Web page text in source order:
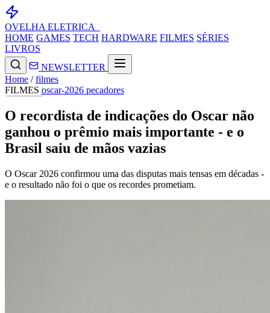
OVELHA ELETRICA_
HOME GAMES TECH HARDWARE FILMES SÉRIES
LIVROS
NEWSLETTER
Home / filmes
FILMES oscar-2026 pecadores
O recordista de indicações do Oscar não
ganhou o prêmio mais importante - e o
Brasil saiu de mãos vazias
O Oscar 2026 confirmou uma das disputas mais tensas em décadas -
e o resultado não foi o que os recordes prometiam.